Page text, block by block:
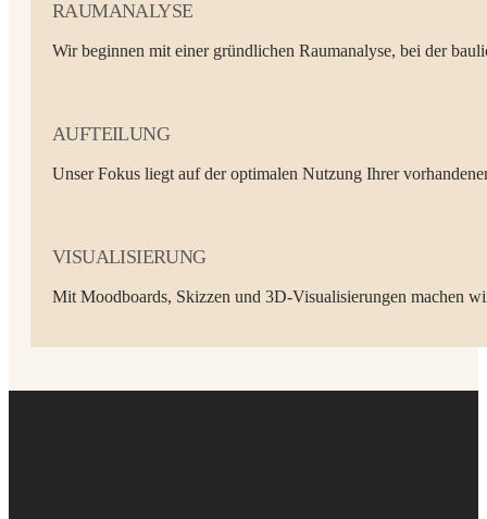
RAUMANALYSE
Wir beginnen mit einer gründlichen Raumanalyse, bei der
AUFTEILUNG
Unser Fokus liegt auf der optimalen Nutzung Ihrer
VISUALISIERUNG
Mit Moodboards, Skizzen und 3D-Visualisierungen machen